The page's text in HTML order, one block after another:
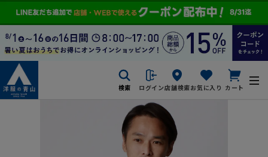
検索 ログイン店舗検索お気に入り カート